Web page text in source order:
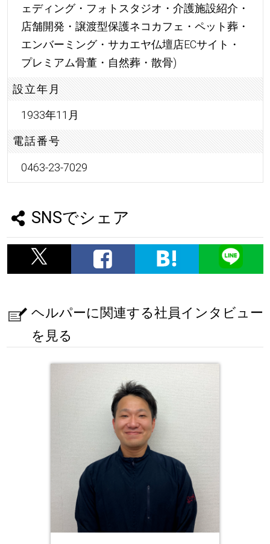
ェディング・フォトスタジオ・介護施設紹介・
店舗開発・譲渡型保護ネコカフェ・ペット葬・
エンバーミング・サカエヤ仏壇店ECサイト・
プレミアム骨董・自然葬・散骨)
設立年月
1933年11月
電話番号
0463-23-7029
SNSでシェア
ヘルパーに関連する社員インタビュー
を見る